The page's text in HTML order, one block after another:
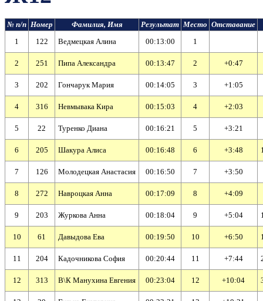
№ п/п Номер Фамилия, Имя Результат Место Отставание
1
122 Ведмецкая Алина 00:13:00 1
2 251 Пипа Александра 00:13:47 2 +0:47
3 202 Гончарук Мария 00:14:05 3 +1:05
4 316 Невмывака Кира 00:15:03 4 +2:03
5 22 Туренко Диана 00:16:21 5 +3:21
6 205 Шакура Алиса 00:16:48 6 +3:48
7 126 Молодецкая Анастасия 00:16:50 7 +3:50
8 272 Навроцкая Анна 00:17:09 8 +4:09
9 203 Журкова Анна 00:18:04 9 +5:04
10 61 Давыдова Ева 00:19:50 10 +6:50
11 204 Кадочникова София 00:20:44 11 +7:44
12 313 В\К Манухина Евгения 00:23:04 12 +10:04